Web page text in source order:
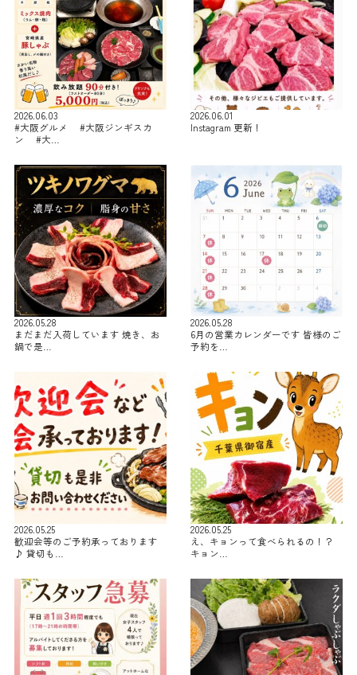
2026.06.03
#大阪グルメ #大阪ジンギスカ
ン #大…
2026.06.01
Instagram 更新！
2026.05.28
まだまだ入荷しています 焼き、お
鍋で是…
2026.05.28
6月の営業カレンダーです 皆様のご
予約を…
2026.05.25
歓迎会等のご予約承っております
♪ 貸切も…
2026.05.25
え、キョンって食べられるの！？
キョン…